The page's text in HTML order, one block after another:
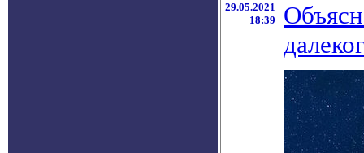
29.05.2021
18:39